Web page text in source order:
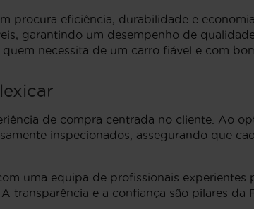
procura eficiência, durabilidade e
garantindo um desempenho de
necessita de um carro fiável e com
de compra centrada no cliente. Ao
inspecionados, assegurando que
uma equipa de profissionais
transparência e a confiança são pilares da